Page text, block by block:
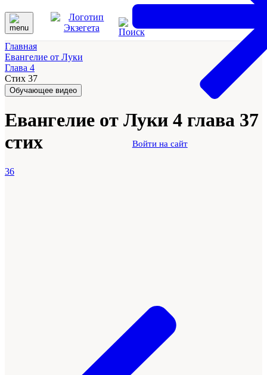
Войти на сайт
Главная
Евангелие от Луки
Глава 4
Стих 37
Обучающее видео
Евангелие от Луки 4 глава 37
стих
36